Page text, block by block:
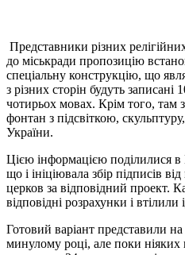
Представники різних
до міськради пропозицію
спеціальну конструкцію, що
з різних сторін будуть записані
чотирьох мовах. Крім того, там
фонтан з підсвіткою,
України.
Цією інформацією поділилися в
що і ініціювала збір підписів
церков за відповідний проект.
відповідні розрахунки і
Готовий варіант представили
минулому році, але поки ніяких